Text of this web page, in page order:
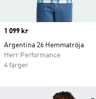
Price
1 099 kr
Argentina 26 Hemmatröja
Herr Performance
4 färger